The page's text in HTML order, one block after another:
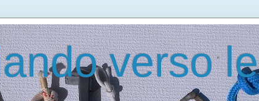
verso le